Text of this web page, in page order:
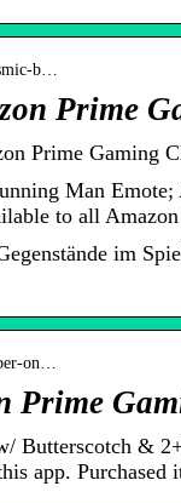
b…
Prime
Prime Gaming
Man Emote;
to all
im
on…
Prime
Butterscotch &
app. Purchased